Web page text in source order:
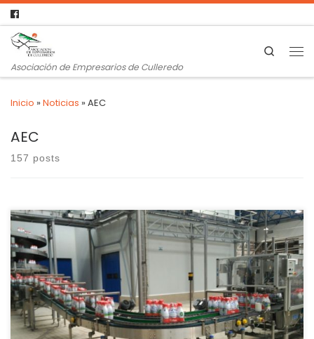
Asociación de Empresarios de Culleredo
Search
Inicio »Noticias »AEC
AEC
157 posts
O Goberno galego defende, xunto con Asturias, Cantabria e
Euskadi, que se teña en conta o carácter “diferencial” da
área. Os principais sindicatos agrarios en Galicia (Unións
Agrarias e Sindicato Labrego) pediron este venres ao
ministro de Agricultura, Luís Planas, que a comunidade
galega non sexa discriminada na repartición da […]